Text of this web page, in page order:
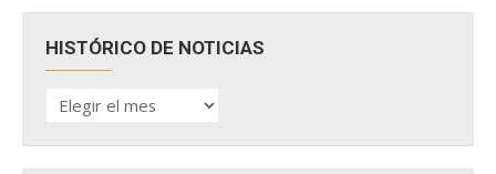
HISTÓRICO DE NOTICIAS
HISTÓRICO
DE